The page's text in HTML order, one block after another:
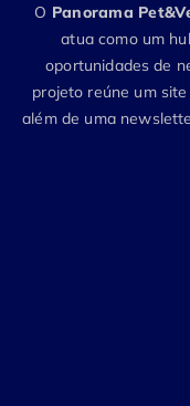
O Panorama
atua como um
oportunidades de
projeto reúne um
além de uma